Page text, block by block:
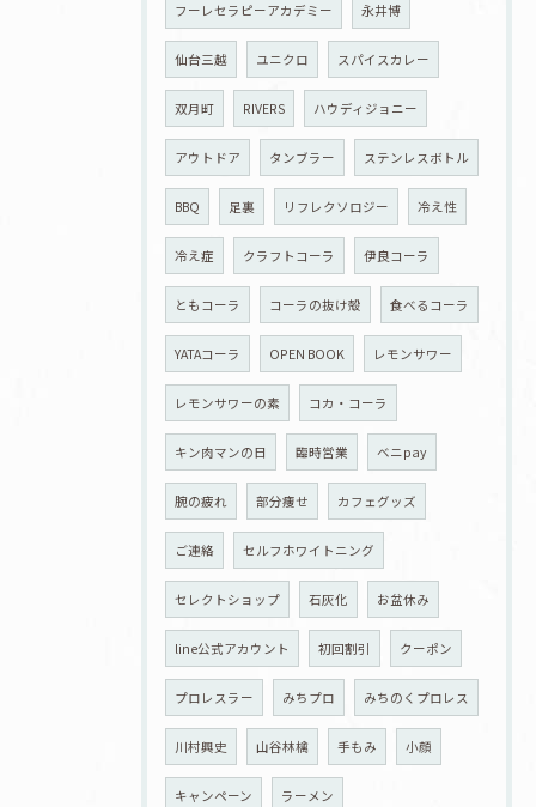
フーレセラピーアカデミー 永井博
仙台三越 ユニクロ スパイスカレー
双月町 RIVERS ハウディジョニー
アウトドア タンブラー ステンレスボトル
BBQ 足裏 リフレクソロジー 冷え性
冷え症 クラフトコーラ 伊良コーラ
ともコーラ コーラの抜け殻 食べるコーラ
YATAコーラ OPEN BOOK レモンサワー
レモンサワーの素 コカ・コーラ
キン肉マンの日 臨時営業 ベニpay
腕の疲れ 部分痩せ カフェグッズ
ご連絡 セルフホワイトニング
セレクトショップ 石灰化 お盆休み
line公式アカウント 初回割引 クーポン
プロレスラー みちプロ みちのくプロレス
川村興史 山谷林檎 手もみ 小顔
キャンペーン ラーメン